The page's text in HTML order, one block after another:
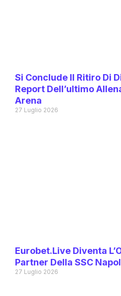
Si Conclude Il Ritiro Di
Report Dell’ultimo
Arena
27 Luglio 2026
Eurobet.live Diventa
Partner Della SSC
27 Luglio 2026